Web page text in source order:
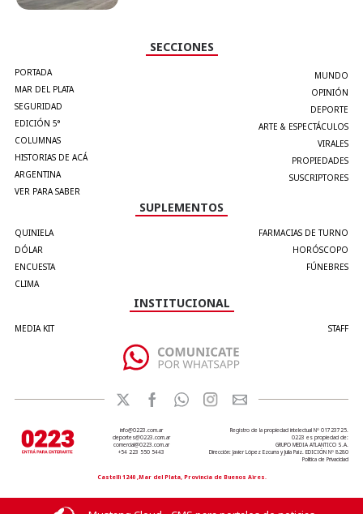
SECCIONES
PORTADA
MAR DEL PLATA
SEGURIDAD
EDICIÓN 5°
COLUMNAS
HISTORIAS DE ACÁ
ARGENTINA
VER PARA SABER
MUNDO
OPINIÓN
DEPORTE
ARTE & ESPECTÁCULOS
VIRALES
PROPIEDADES
SUSCRIPTORES
SUPLEMENTOS
QUINIELA
DÓLAR
ENCUESTA
CLIMA
FARMACIAS DE TURNO
HORÓSCOPO
FÚNEBRES
INSTITUCIONAL
MEDIA KIT STAFF
info@0223.com.ar
deportes@0223.com.ar
comercial@0223.com.ar
+54 223 550 5443
Registro de la propiedad intelectual Nº 01723725.
0223 es propiedad de:
GRUPO MEDIA ATLANTICO S.A.
Dirección: Javier López Ezcurra y Julia Paiz. EDICIÓN Nº 8280
Política de Privacidad
Castelli 1240 ,Mar del Plata, Provincia de Buenos Aires.